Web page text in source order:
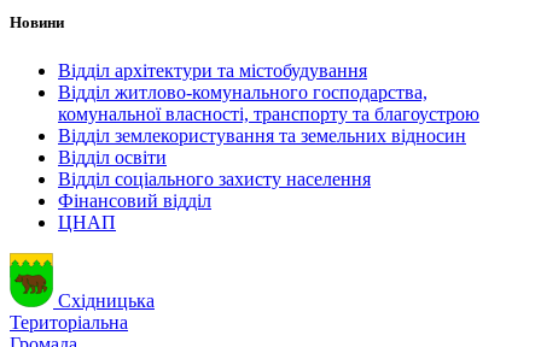
Новини
Відділ архітектури та містобудування
Відділ житлово-комунального господарства,
комунальної власності, транспорту та благоустрою
Відділ землекористування та земельних відносин
Відділ освіти
Відділ соціального захисту населення
Фінансовий відділ
ЦНАП
Східницька
Територіальна